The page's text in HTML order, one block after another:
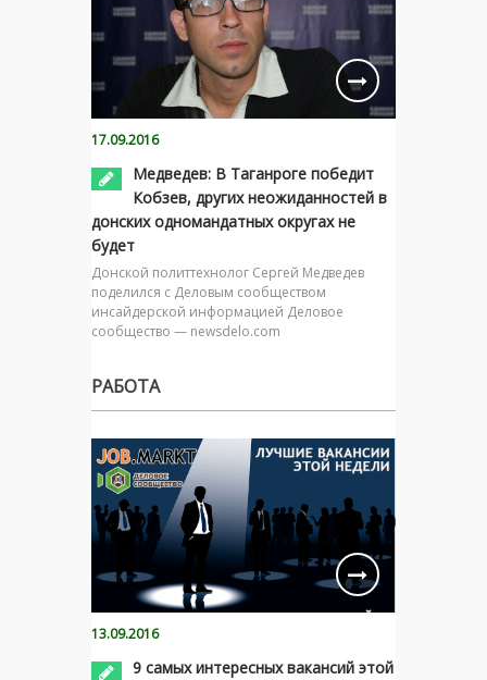
17.09.2016
Медведев: В Таганроге победит
Кобзев, других неожиданностей в
донских одномандатных округах не
будет
Донской политтехнолог Сергей Медведев
поделился с Деловым сообществом
инсайдерской информацией Деловое
сообщество — newsdelo.com
РАБОТА
13.09.2016
9 самых интересных вакансий этой